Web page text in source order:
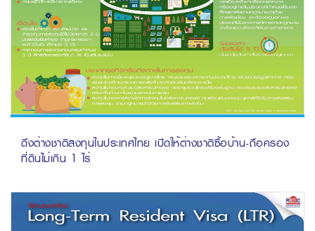
ดึงต่างชาติลงทุนในประเทศไทย เปิดให้ต่างชาติซื้อบ้าน-ถือครอง
ที่ดินไม่เกิน 1 ไร่